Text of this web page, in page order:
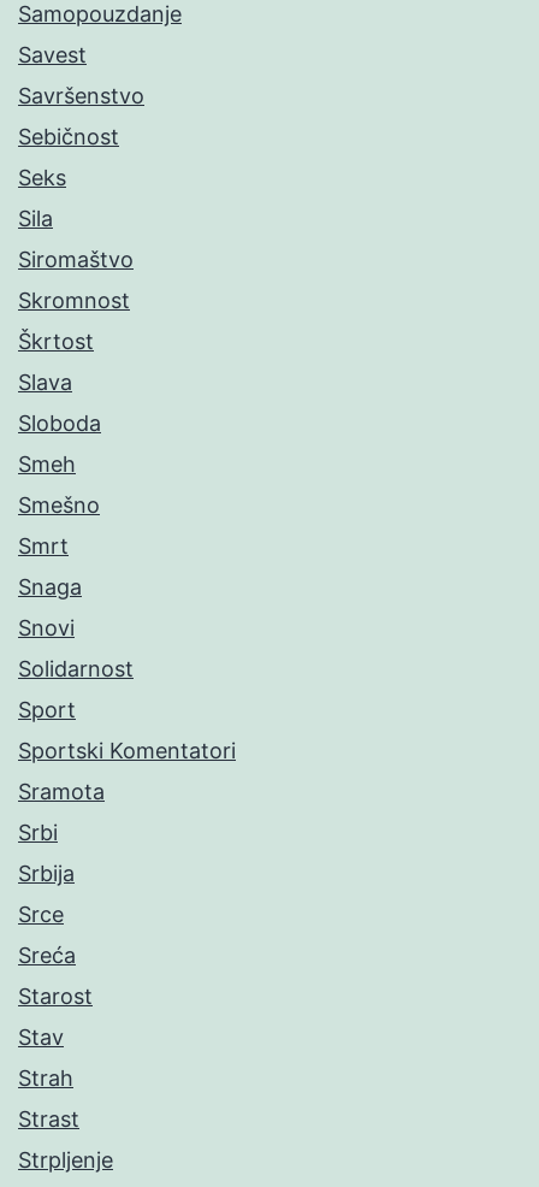
Samopouzdanje
Savest
Savršenstvo
Sebičnost
Seks
Sila
Siromaštvo
Skromnost
Škrtost
Slava
Sloboda
Smeh
Smešno
Smrt
Snaga
Snovi
Solidarnost
Sport
Sportski Komentatori
Sramota
Srbi
Srbija
Srce
Sreća
Starost
Stav
Strah
Strast
Strpljenje